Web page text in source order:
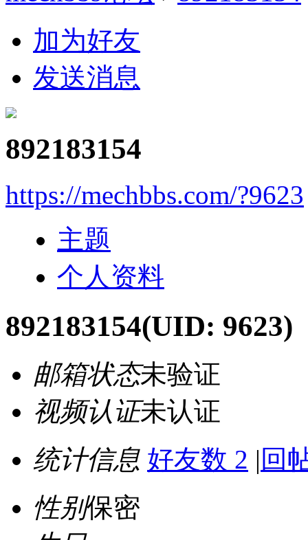
加为好友
发送消息
892183154
https://mechbbs.com/?9623
主题
个人资料
892183154(UID: 9623)
邮箱状态未验证
视频认证未认证
统计信息 好友数 2 | 回
性别保密